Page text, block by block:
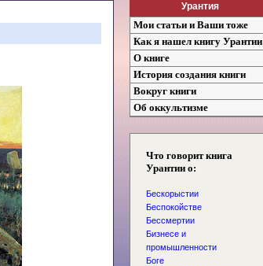
Урантия
Мои статьи и Ваши тоже
Как я нашел книгу Урантии
О книге
История создания книги
Вокруг книги
Об оккультизме
Что говорит книга
Урантии о:
Бескорыстии
Беспокойстве
Бессмертии
Бизнесе и
промышленности
Боге